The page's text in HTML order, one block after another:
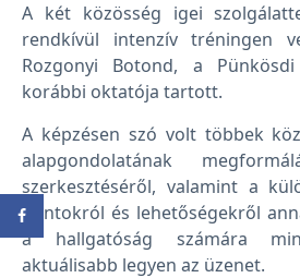
A két közösség igei
rendkívül intenzív tréningen
Rozgonyi Botond, a
korábbi oktatója tartott.
A képzésen szó volt többek
alapgondolatának
szerkesztéséről, valamint a
pontokról és lehetőségekről
a hallgatóság számára
aktuálisabb legyen az üzenet.